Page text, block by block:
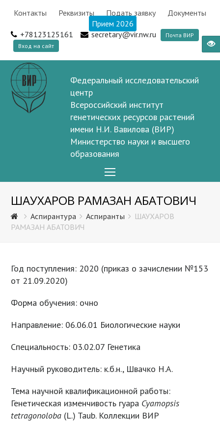
Контакты Реквизиты Подать заявку
Документы
Прием 2026
+78123125161
secretary@vir.nw.ru
Почта ВИР
Вход на сайт
Федеральный исследовательский
центр
Всероссийский институт
генетических ресурсов растений
имени Н.И. Вавилова (ВИР)
Министерство науки и высшего
образования
Menu
ШАУХАРОВ РАМАЗАН АБАТОВИЧ
Аспирантура Аспиранты
ШАУХАРОВ
РАМАЗАН АБАТОВИЧ
Год поступления: 2020 (приказ о зачислении №153
от 21.09.2020)
Форма обучения: очно
Направление: 06.06.01 Биологические науки
Специальность: 03.02.07 Генетика
Научный руководитель: к.б.н., Швачко Н.А.
Тема научной квалификационной работы:
Генетическая изменчивость гуара Cyamopsis
tetragonoloba (L.) Taub. Коллекции ВИР